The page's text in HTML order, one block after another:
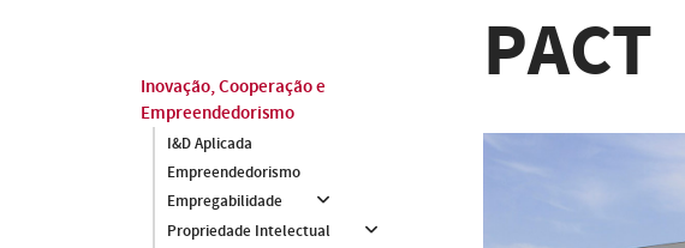
Inovação, Cooperação e
Empreendedorismo
I&D Aplicada
Empreendedorismo
Empregabilidade
Propriedade Intelectual
PACT